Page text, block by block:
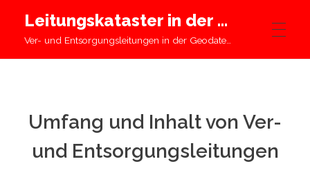
Leitungskataster in der Schweiz
LEITUNGSKATASTER
Umfang und Inhalt von Ver-
und Entsorgungsleitungen